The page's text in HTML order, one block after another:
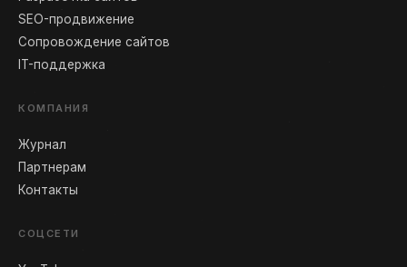
SEO-продвижение
Сопровождение сайтов
IT-поддержка
КОМПАНИЯ
Журнал
Партнерам
Контакты
СОЦСЕТИ